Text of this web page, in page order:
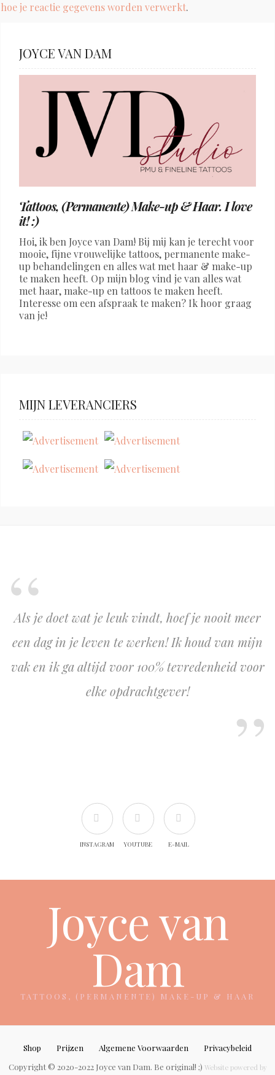
hoe je reactie gegevens worden verwerkt.
JOYCE VAN DAM
Tattoos, (Permanente) Make-up & Haar. I love
it! :)
Hoi, ik ben Joyce van Dam! Bij mij kan je terecht voor
mooie, fijne vrouwelijke tattoos, permanente make-
up behandelingen en alles wat met haar & make-up
te maken heeft. Op mijn blog vind je van alles wat
met haar, make-up en tattoos te maken heeft.
Interesse om een afspraak te maken? Ik hoor graag
van je!
MIJN LEVERANCIERS
Als je doet wat je leuk vindt, hoef je nooit meer
een dag in je leven te werken! Ik houd van mijn
vak en ik ga altijd voor 100% tevredenheid voor
elke opdrachtgever!
INSTAGRAM YOUTUBE E-MAIL
Joyce van
Dam
TATTOOS, (PERMANENTE) MAKE-UP & HAAR
Shop Prijzen Algemene Voorwaarden
Privacybeleid
Copyright © 2020-2022 Joyce van Dam. Be original! ;) Website powered by